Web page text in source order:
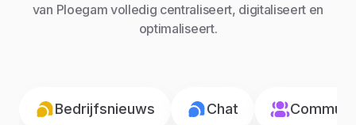
van Ploegam volledig centraliseert, digitaliseert en
optimaliseert.
Bedrijfsnieuws Chat